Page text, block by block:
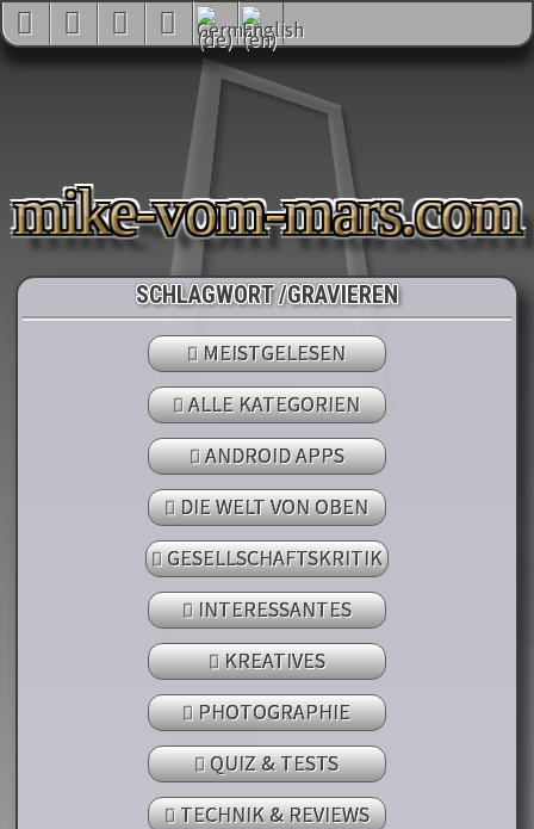
mike-vom-mars.com
SCHLAGWORT /GRAVIEREN
MEISTGELESEN
ALLE KATEGORIEN
ANDROID APPS
DIE WELT VON OBEN
GESELLSCHAFTSKRITIK
INTERESSANTES
KREATIVES
PHOTOGRAPHIE
QUIZ & TESTS
TECHNIK & REVIEWS